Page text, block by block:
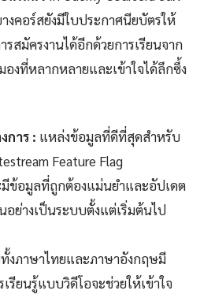
คอร์สยังมีใบประกาศนียบัตรให้
รสมัครงานได้อีกด้วยการเรียนจาก
งที่หลากหลายและเข้าใจได้ลึกซึ้ง
การ : แหล่งข้อมูลที่ดีที่สุดสำหรับ
Feature Flag
มีข้อมูลที่ถูกต้องแม่นยำและอัปเดต
อย่างเป็นระบบตั้งแต่เริ่มต้นไป
งภาษาไทยและภาษาอังกฤษมี
รียนรู้แบบวิดีโอจะช่วยให้เข้าใจ